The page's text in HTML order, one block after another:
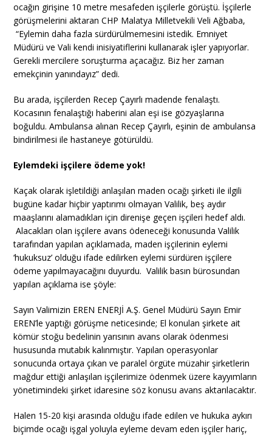
ocağın girişine 10 metre mesafeden işçilerle görüştü. İşçilerle
görüşmelerini aktaran CHP Malatya Milletvekili Veli Ağbaba,
“Eylemin daha fazla sürdürülmemesini istedik. Emniyet
Müdürü ve Vali kendi inisiyatiflerini kullanarak işler yapıyorlar.
Gerekli mercilere soruşturma açacağız. Biz her zaman
emekçinin yanındayız” dedi.
Bu arada, işçilerden Recep Çayırlı madende fenalaştı.
Kocasının fenalaştığı haberini alan eşi ise gözyaşlarına
boğuldu. Ambulansa alınan Recep Çayırlı, eşinin de ambulansa
bindirilmesi ile hastaneye götürüldü.
Eylemdeki işçilere ödeme yok!
Kaçak olarak işletildiği anlaşılan maden ocağı şirketi ile ilgili
bugüne kadar hiçbir yaptırımı olmayan Valilik, beş aydır
maaşlarını alamadıkları için direnişe geçen işçileri hedef aldı.
Alacakları olan işçilere avans ödeneceği konusunda Valilik
tarafından yapılan açıklamada, maden işçilerinin eylemi
‘hukuksuz’ olduğu ifade edilirken eylemi sürdüren işçilere
ödeme yapılmayacağını duyurdu. Valilik basın bürosundan
yapılan açıklama ise şöyle:
Sayın Valimizin EREN ENERJİ A.Ş. Genel Müdürü Sayın Emir
EREN’le yaptığı görüşme neticesinde; El konulan şirkete ait
kömür stoğu bedelinin yarısının avans olarak ödenmesi
hususunda mutabık kalınmıştır. Yapılan operasyonlar
sonucunda ortaya çıkan ve paralel örgüte müzahir şirketlerin
mağdur ettiği anlaşılan işçilerimize ödenmek üzere kayyımların
yönetimindeki şirket idaresine söz konusu avans aktarılacaktır.
Halen 15-20 kişi arasında olduğu ifade edilen ve hukuka aykırı
biçimde ocağı işgal yoluyla eyleme devam eden işçiler hariç,